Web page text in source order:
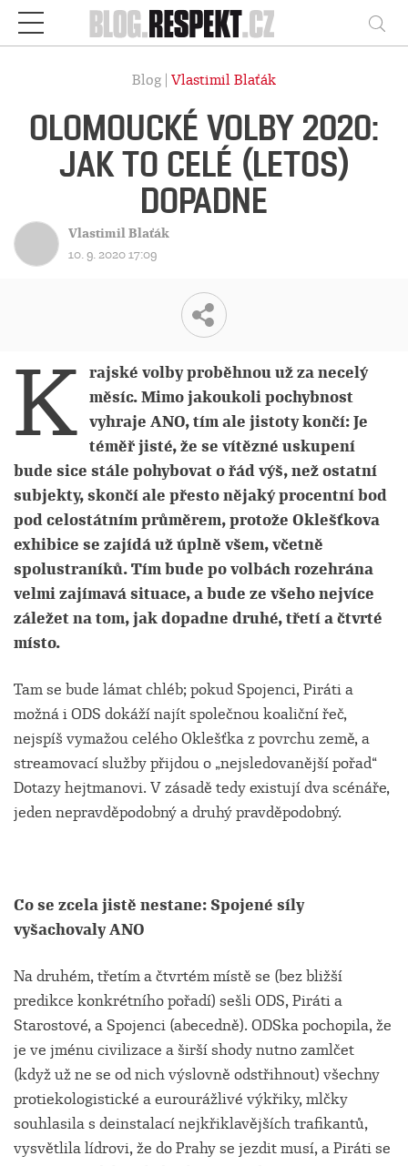
Respekt
Blog | Vlastimil Blaťák
OLOMOUCKÉ VOLBY 2020:
JAK TO CELÉ (LETOS)
DOPADNE
Vlastimil Blaťák
10. 9. 2020 17:09
K
rajské volby proběhnou už za necelý
měsíc. Mimo jakoukoli pochybnost
vyhraje ANO, tím ale jistoty končí: Je
téměř jisté, že se vítězné uskupení
bude sice stále pohybovat o řád výš, než ostatní
subjekty, skončí ale přesto nějaký procentní bod
pod celostátním průměrem, protože Oklešťkova
exhibice se zajídá už úplně všem, včetně
spolustraníků. Tím bude po volbách rozehrána
velmi zajímavá situace, a bude ze všeho nejvíce
záležet na tom, jak dopadne druhé, třetí a čtvrté
místo.
Tam se bude lámat chléb; pokud Spojenci, Piráti a
možná i ODS dokáží najít společnou koaliční řeč,
nejspíš vymažou celého Oklešťka z povrchu země, a
streamovací služby přijdou o „nejsledovanější pořad“
Dotazy hejtmanovi. V zásadě tedy existují dva scénáře,
jeden nepravděpodobný a druhý pravděpodobný.
Co se zcela jistě nestane: Spojené síly
vyšachovaly ANO
Na druhém, třetím a čtvrtém místě se (bez bližší
predikce konkrétního pořadí) sešli ODS, Piráti a
Starostové, a Spojenci (abecedně). ODSka pochopila, že
je ve jménu civilizace a širší shody nutno zamlčet
(když už ne se od nich výslovně odstřihnout) všechny
protiekologistické a eurourážlivé výkřiky, mlčky
souhlasila s deinstalací nejkřiklavějších trafikantů,
vysvětlila lídrovi, že do Prahy se jezdit musí, a Piráti se